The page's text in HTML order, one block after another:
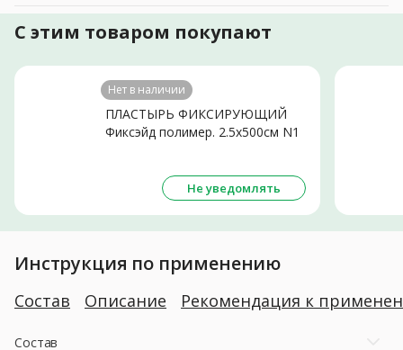
С этим товаром покупают
Нет в наличии
ПЛАСТЫРЬ ФИКСИРУЮЩИЙ
Фиксэйд полимер. 2.5х500см N1
Не уведомлять
Инструкция по применению
Состав Описание Рекомендация к
Состав